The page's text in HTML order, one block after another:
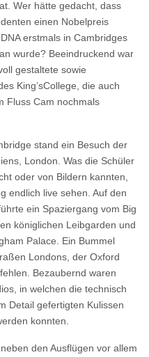
Wer hätte gedacht, dass
einen Nobelpreis
erstmals in Cambridges
wurde? Beeindruckend war
gestaltete sowie
King’sCollege, die auch
Fluss Cam nochmals
stand ein Besuch der
London. Was die Schüler
oder von Bildern kannten,
endlich live sehen. Auf den
ein Spaziergang vom Big
königlichen Leibgarden und
Palace. Ein Bummel
Londons, der Oxford
Bezaubernd waren
in welchen die technisch
Detail gefertigten Kulissen
konnten.
den Ausflügen vor allem